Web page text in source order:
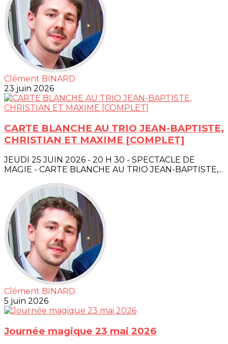
Clément BINARD
23 juin 2026
CARTE BLANCHE AU TRIO JEAN-BAPTISTE,
CHRISTIAN ET MAXIME [COMPLET]
JEUDI 25 JUIN 2026 - 20 H 30 - SPECTACLE DE
MAGIE - CARTE BLANCHE AU TRIO JEAN-BAPTISTE,...
Clément BINARD
5 juin 2026
Journée magique 23 mai 2026